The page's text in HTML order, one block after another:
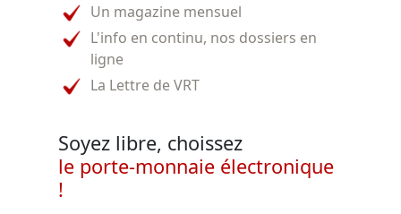
Un magazine mensuel
L'info en continu, nos dossiers en
ligne
La Lettre de VRT
Soyez libre, choissez
le porte-monnaie électronique
!